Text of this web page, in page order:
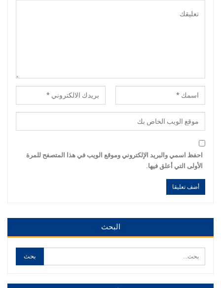
احفظ اسمي والبريد الإلكتروني وموقع الويب في هذا المتصفح للمرة
الأولى التي أعلق فيها.
البحث